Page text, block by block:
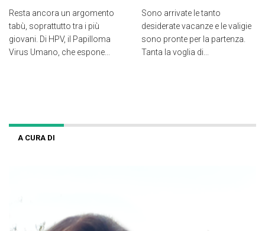
Resta ancora un argomento
tabù, soprattutto tra i più
giovani. Di HPV, il Papilloma
Virus Umano, che espone...
Sono arrivate le tanto
desiderate vacanze e le valigie
sono pronte per la partenza.
Tanta la voglia di...
A CURA DI